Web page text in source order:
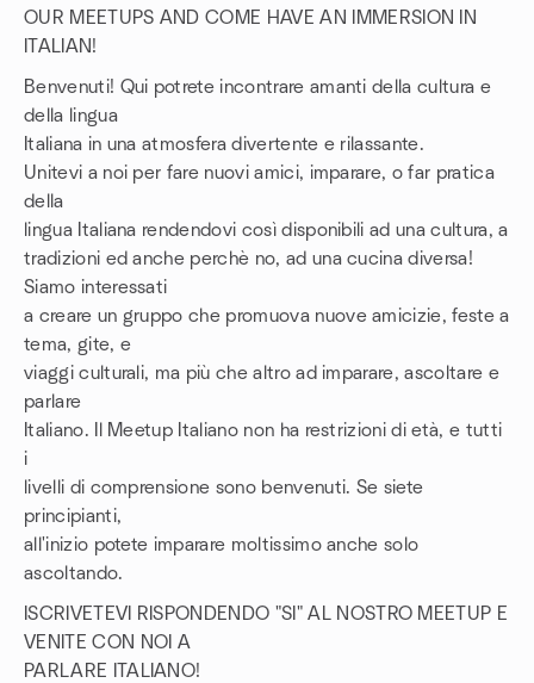
OUR MEETUPS AND COME HAVE AN IMMERSION IN
ITALIAN!
Benvenuti! Qui potrete incontrare amanti della cultura e
della lingua
Italiana in una atmosfera divertente e rilassante.
Unitevi a noi per fare nuovi amici, imparare, o far pratica
della
lingua Italiana rendendovi così disponibili ad una cultura, a
tradizioni ed anche perchè no, ad una cucina diversa!
Siamo interessati
a creare un gruppo che promuova nuove amicizie, feste a
tema, gite, e
viaggi culturali, ma più che altro ad imparare, ascoltare e
parlare
Italiano. Il Meetup Italiano non ha restrizioni di età, e tutti
i
livelli di comprensione sono benvenuti. Se siete
principianti,
all'inizio potete imparare moltissimo anche solo
ascoltando.
ISCRIVETEVI RISPONDENDO "SI" AL NOSTRO MEETUP E
VENITE CON NOI A
PARLARE ITALIANO!